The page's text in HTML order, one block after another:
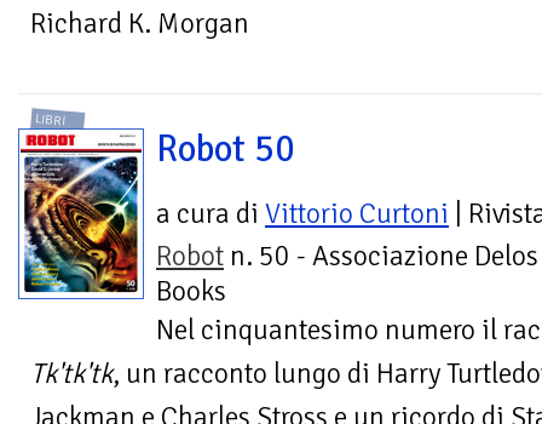
Richard K. Morgan
LIBRI
Robot 50
a cura di Vittorio Curtoni |
Robot n. 50 - Associazione Delos
Books
Nel cinquantesimo numero il
Tk'tk'tk, un racconto lungo di Harry